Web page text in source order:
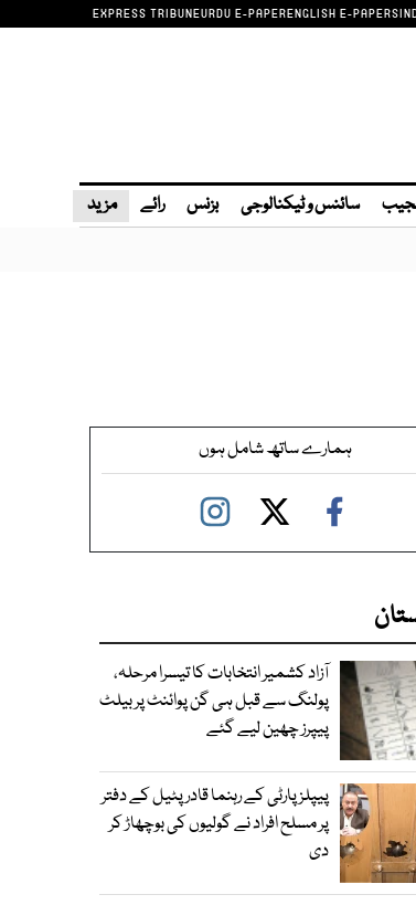
EXPRESS TRIBUNEURDU E-PAPERENGLISH E-PAPER
سائنس و ٹیکنالوجی بزنس رائے مزید
ہمارے ساتھ شامل ہوں
آزاد کشمیر انتخابات کا تیسرا مرحلہ،
پولنگ سے قبل ہی گن پوائنٹ پر بیلٹ
پیپرز چھین لیے گئے
پیپلز پارٹی کے رہنما قادر پٹیل کے دفتر
پر مسلح افراد نے گولیوں کی بوچھاڑ کر
دی